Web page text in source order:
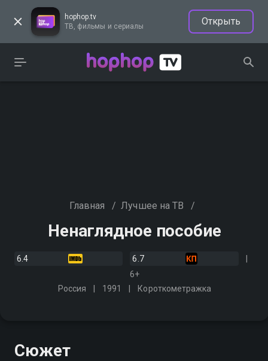
hophop.tv
ТВ, фильмы и сериалы
Открыть
Главная / Лучшее на ТВ /
Ненаглядное пособие
6.4
6.7
6+
Россия
1991 Короткометражка
Сюжет